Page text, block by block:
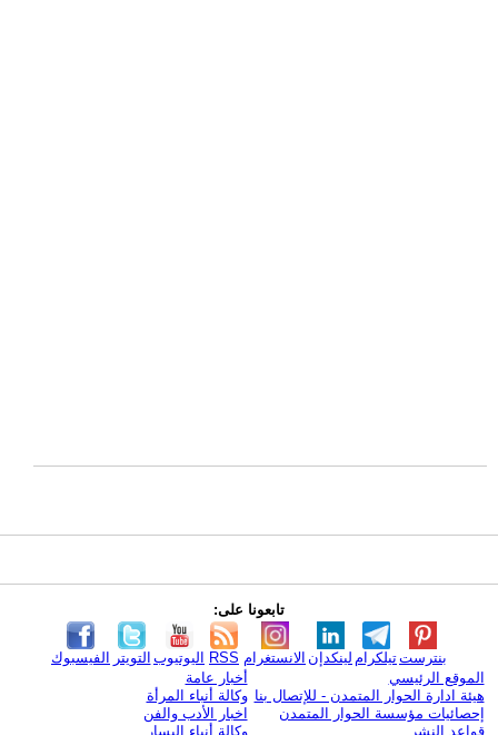
تابعونا على:
الفيسبوك التويتر اليوتيوب RSS الانستغرام لينكدإن تيلكرامبنترست
الموقع الرئيسي
هيئة ادارة الحوار المتمدن - للإتصال بنا
إحصائيات مؤسسة الحوار المتمدن
قواعد النشر
أخبار عامة
وكالة أنباء المرأة
اخبار الأدب والفن
وكالة أنباء اليسار